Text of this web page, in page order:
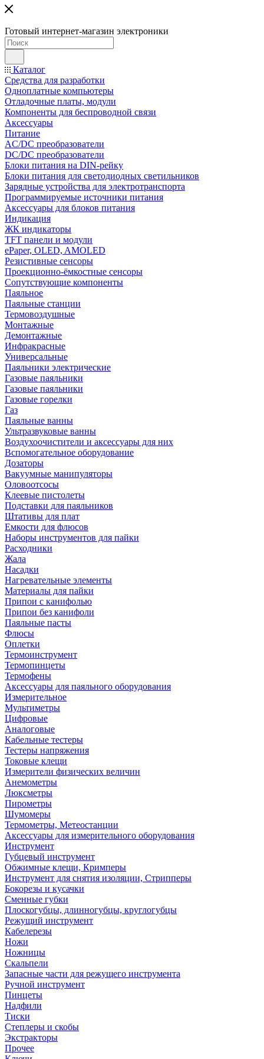
Готовый интернет-магазин электроники
Каталог
Средства для разработки
Одноплатные компьютеры
Отладочные платы, модули
Компоненты для беспроводной связи
Аксессуары
Питание
AC/DC преобразователи
DC/DC преобразователи
Блоки питания на DIN-рейку
Блоки питания для светодиодных светильников
Зарядные устройства для электротранспорта
Программируемые источники питания
Аксессуары для блоков питания
Индикация
ЖК индикаторы
TFT панели и модули
ePaper, OLED, AMOLED
Резистивные сенсоры
Проекционно-ёмкостные сенсоры
Сопутствующие компоненты
Паяльное
Паяльные станции
Термовоздушные
Монтажные
Демонтажные
Инфракрасные
Универсальные
Паяльники электрические
Газовые паяльники
Газовые паяльники
Газовые горелки
Газ
Паяльные ванны
Ультразвуковые ванны
Воздухоочистители и аксессуары для них
Вспомогательное оборудование
Дозаторы
Вакуумные манипуляторы
Оловоотсосы
Клеевые пистолеты
Подставки для паяльников
Штативы для плат
Емкости для флюсов
Наборы инструментов для пайки
Расходники
Жала
Насадки
Нагревательные элементы
Материалы для пайки
Припои с канифолью
Припои без канифоли
Паяльные пасты
Флюсы
Оплетки
Термоинструмент
Термопинцеты
Термофены
Аксессуары для паяльного оборудования
Измерительное
Мультиметры
Цифровые
Аналоговые
Кабельные тестеры
Тестеры напряжения
Токовые клещи
Измерители физических величин
Анемометры
Люксметры
Пирометры
Шумомеры
Термометры, Метеостанции
Аксессуары для измерительного оборудования
Инструмент
Губцевый инструмент
Обжимные клещи, Кримперы
Инструмент для снятия изоляции, Стрипперы
Бокорезы и кусачки
Сменные губки
Плоскогубцы, длинногубцы, круглогубцы
Режущий инструмент
Кабелерезы
Ножи
Ножницы
Скальпели
Запасные части для режущего инструмента
Ручной инструмент
Пинцеты
Надфили
Тиски
Степлеры и скобы
Экстракторы
Прочее